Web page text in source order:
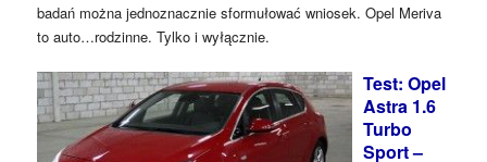
badań można jednoznacznie sformułować wniosek. Opel Meriva
to auto…rodzinne. Tylko i wyłącznie.
Test: Opel
Astra 1.6
Turbo
Sport –